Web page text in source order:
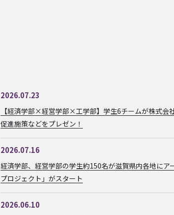
2026.07.23
【経済学部×経営学部×工学部】学生6チームが株式会
促進施策などをプレゼン！
2026.07.16
経済学部、経営学部の学生約150名が滋賀県内各地に
プロジェクト」がスタート
2026.06.10